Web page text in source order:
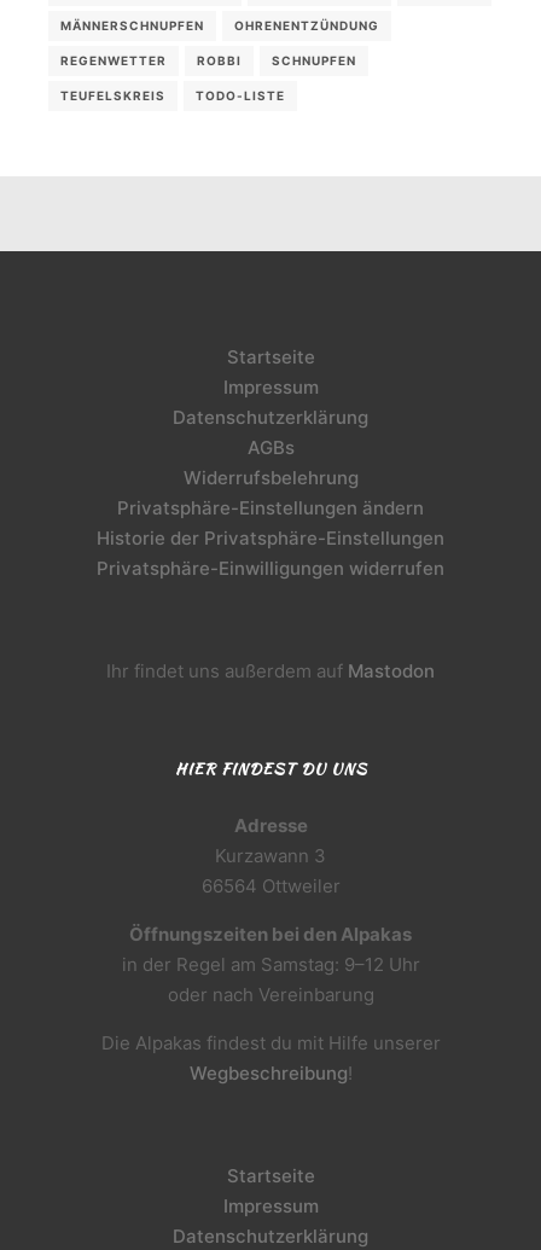
MÄNNERSCHNUPFEN OHRENENTZÜNDUNG
REGENWETTER ROBBI SCHNUPFEN
TEUFELSKREIS TODO-LISTE
Startseite
Impressum
Datenschutzerklärung
AGBs
Widerrufsbelehrung
Privatsphäre-Einstellungen ändern
Historie der Privatsphäre-Einstellungen
Privatsphäre-Einwilligungen widerrufen
Ihr findet uns außerdem auf Mastodon
HIER FINDEST DU UNS
Adresse
Kurzawann 3
66564 Ottweiler
Öffnungszeiten bei den Alpakas
in der Regel am Samstag: 9–12 Uhr
oder nach Vereinbarung
Die Alpakas findest du mit Hilfe unserer
Wegbeschreibung!
Startseite
Impressum
Datenschutzerklärung